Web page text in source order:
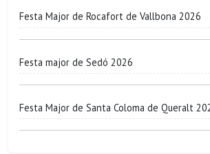
Festa Major de Rocafort de Vallbona 2026
Festa major de Sedó 2026
Festa Major de Santa Coloma de Queralt